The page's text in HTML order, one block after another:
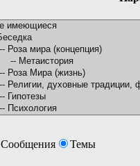
Сообщения Темы